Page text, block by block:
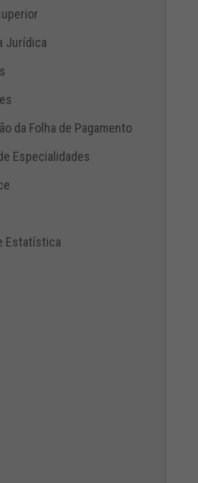
Jurídica
da Folha de Pagamento
Especialidades
Estatística